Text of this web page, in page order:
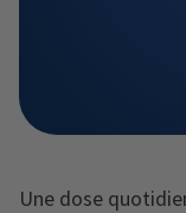
Une dose